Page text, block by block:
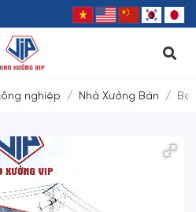
nghiệp Nhà Xưởng Bán